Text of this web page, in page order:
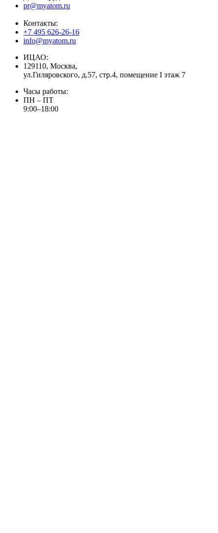
pr@myatom.ru
Контакты:
+7 495 626-26-16
info@myatom.ru
ИЦАО:
129110, Москва,
ул.Гиляровского, д.57, стр.4, помещение I этаж 7
Часы работы:
ПН – ПТ
9:00–18:00